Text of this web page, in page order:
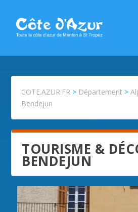
COTE.AZUR.FR > Département >
Bendejun
TOURISME &
BENDEJUN